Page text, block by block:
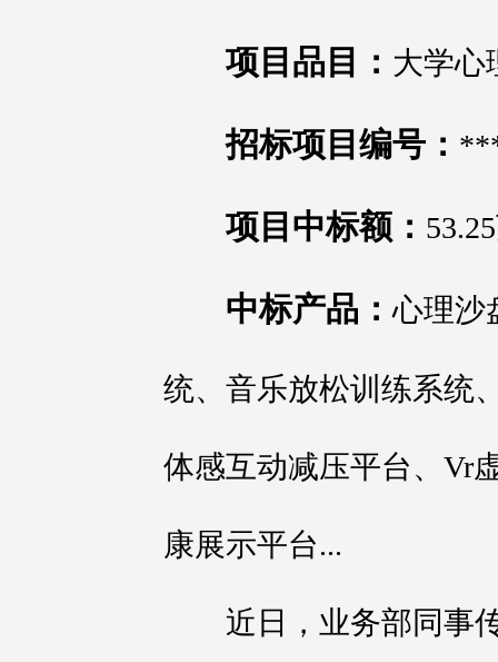
项目品目： 大学心
招标项目编号：
项目中标额：
中标产品：心理沙
统、音乐放松训练系统
体感互动减压平台、Vr
康展示平台...
近日，业务部同事传